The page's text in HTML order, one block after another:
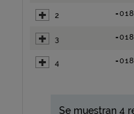
2 =018
3 =018
4 =018
Se muestran 4